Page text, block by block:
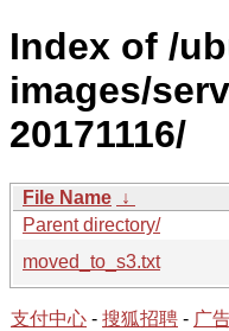
Index of /
images/
20171116/
File Name ↓
Parent directory/
moved_to_s3.txt
支付中心 - 搜狐招聘 - 广